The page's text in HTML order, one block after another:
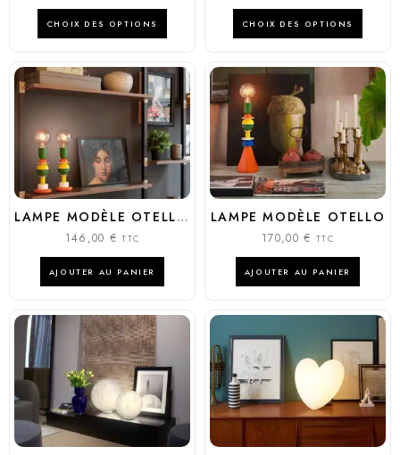
CHOIX DES OPTIONS CHOIX DES OPTIONS
LAMPE MODÈLE OTELLO MINI
146,00 € TTC
AJOUTER AU PANIER
LAMPE MODÈLE OTELLO
170,00€ TTC
AJOUTER AU PANIER